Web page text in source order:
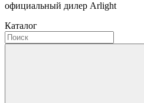
официальный дилер Arlight
Каталог